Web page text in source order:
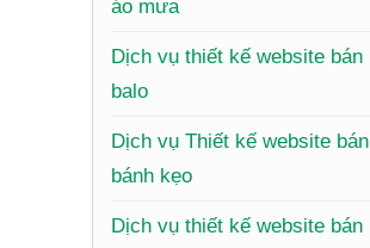
áo mưa
Dịch vụ thiết kế website bán
balo
Dịch vụ Thiết kế website bán
bánh kẹo
Dịch vụ thiết kế website bán